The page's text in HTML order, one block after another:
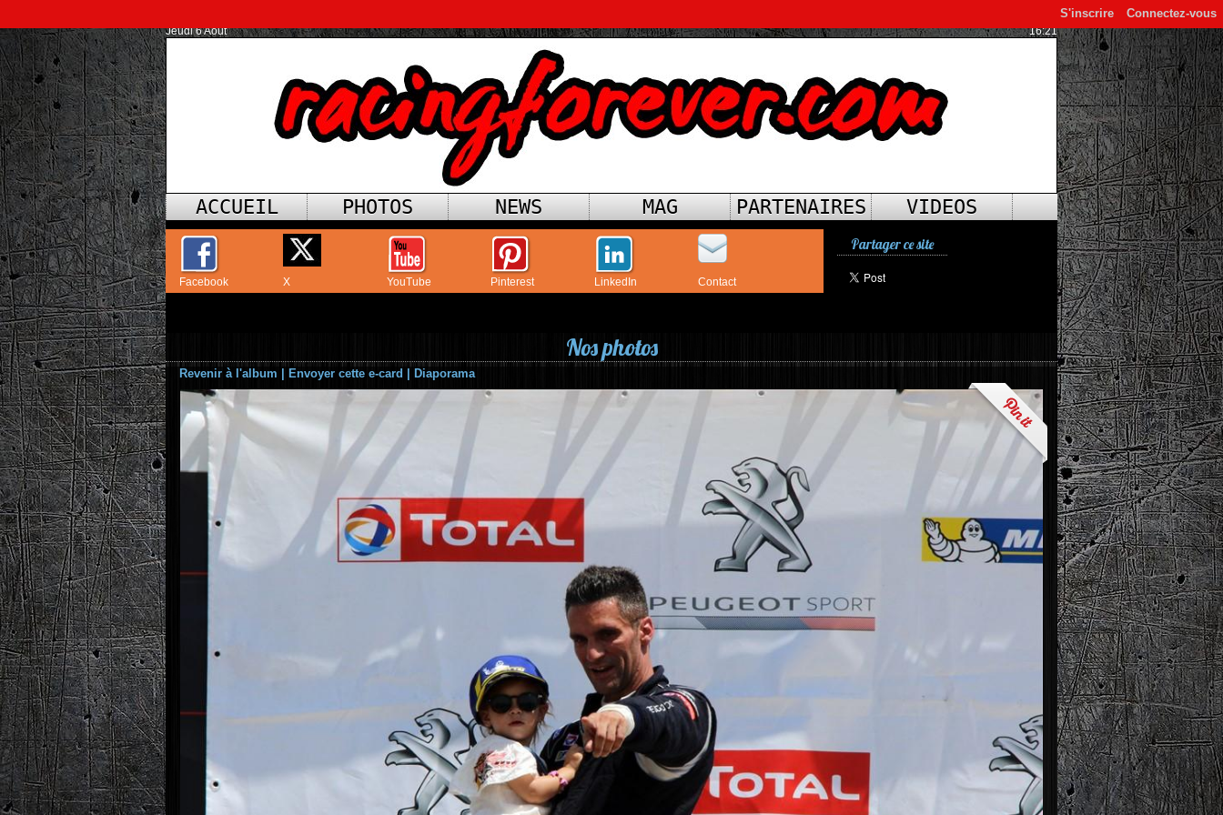
Connectez-vous
S'inscrire
Jeudi 6 Août 16:21
ACCUEIL PHOTOS NEWS MAG PARTENAIRES VIDEOS
Facebook X YouTube Pinterest LinkedIn Contact
Partager ce site
Nos photos
Revenir à l'album Envoyer cette e-card Diaporama